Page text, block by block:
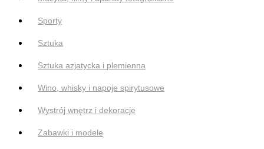
Sporty
Sztuka
Sztuka azjatycka i plemienna
Wino, whisky i napoje spirytusowe
Wystrój wnętrz i dekoracje
Zabawki i modele